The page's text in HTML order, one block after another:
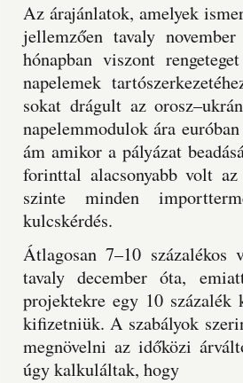
Az árajánlatok, amelyek
jellemzően tavaly
hónapban viszont
napelemek
sokat drágult az
napelemmodulok ára
ám amikor a pályázat
forinttal alacsonyabb volt
szinte minden
kulcskérdés.
Átlagosan 7–10 százalékos
tavaly december óta,
projektekre egy 10
kifizetniük. A szabályok
megnövelni az időközi
úgy kalkuláltak, hogy